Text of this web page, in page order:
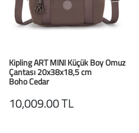
Kipling ART MINI Küçük Boy Omuz
Çantası 20x38x18,5 cm
Boho Cedar
10,009.00 TL